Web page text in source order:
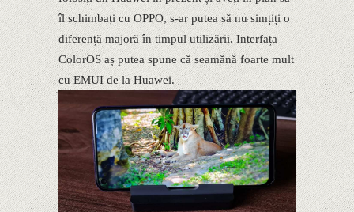
îl schimbați cu OPPO, s-ar putea să nu simțiți o
diferență majoră în timpul utilizării. Interfața
ColorOS aș putea spune că seamănă foarte mult
cu EMUI de la Huawei.